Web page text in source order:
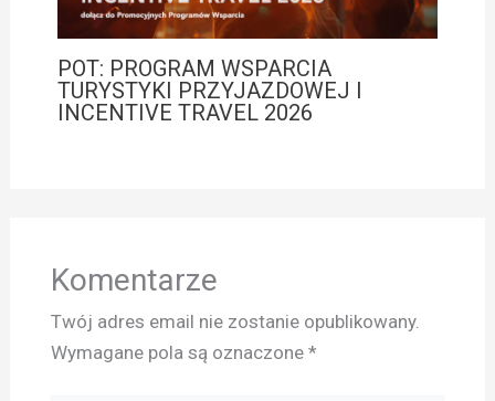
POT: PROGRAM WSPARCIA
TURYSTYKI PRZYJAZDOWEJ I
INCENTIVE TRAVEL 2026
Komentarze
Twój adres email nie zostanie opublikowany.
Wymagane pola są oznaczone *